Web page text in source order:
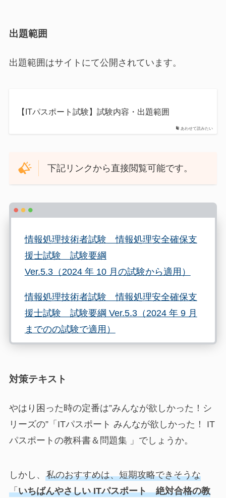
出題範囲
出題範囲はサイトにて公開されています。
あわせて読みたい
【ITパスポート試験】試験内容・出題範囲
下記リンクから直接閲覧可能です。
情報処理技術者試験 情報処理安全確保支
援士試験 試験要綱
Ver.5.3（2024 年 10 月の試験から適用）
情報処理技術者試験 情報処理安全確保支
援士試験 試験要綱 Ver.5.3（2024 年 9 月
までのの試験で適用）
月の試験まで）
対策テキスト
やはり困った時の定番は”みんなが欲しかった！シ
リーズの”「ITパスポート みんなが欲しかった！ IT
パスポートの教科書＆問題集 」でしょうか。
しかし、 私のおすすめは、短期攻略できそうな
「いちばんやさしい ITパスポート 絶対合格の教